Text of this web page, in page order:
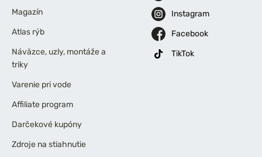
Magazín
Atlas rýb
Náväzce, uzly, montáže a
triky
Varenie pri vode
Affiliate program
Darčekové kupóny
Zdroje na stiahnutie
Instagram
Facebook
TikTok